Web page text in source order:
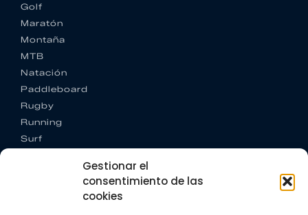
Gestionar el
consentimiento de las
cookies
Golf
Maratón
Montaña
MTB
Natación
Paddleboard
Rugby
Running
Surf
CONTACTO